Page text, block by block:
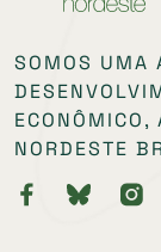
SOMOS UMA
NORDESTE